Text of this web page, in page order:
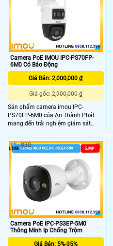
Camera PoE IMOU IPC-PS70FP-
6M0 Có Báo Động
Giá Bán: 2,000,000 ₫
Giá gốc: 2,900,000 ₫
Sản phẩm camera imou IPC-
PS70FP-6M0 của An Thành Phát
mang đến trải nghiệm giám sát
toàn diện với khả năng ghi hình sắc
nét, âm thanh rõ ràng và cảnh báo
an ninh chủ động.
Camera PoE IPC-PS3EP-5M0
Thông Minh Ip Chống Trộm
Giá Bán: 5%-35%
830